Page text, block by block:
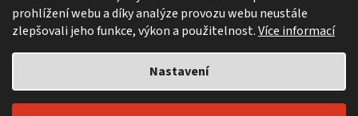
prohlížení webu a díky analýze provozu webu neustále
zlepšovali jeho funkce, výkon a použitelnost.Více informací
Nastavení
Vytvořil Shoptet
eXpres nápoje. Všechna práva vyhrazena.
nastavení cookies
Individuální design a úpravy619design.cz - Reklamní agentura z